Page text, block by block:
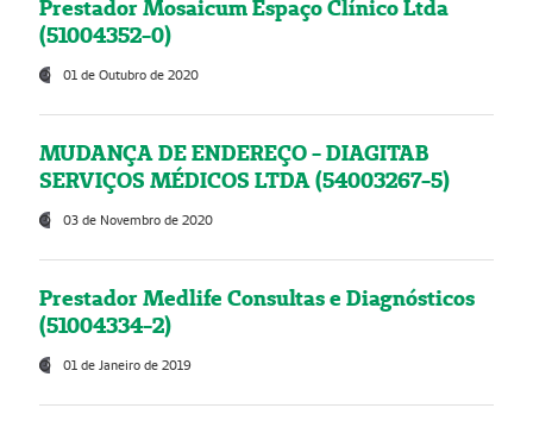
Prestador Mosaicum Espaço Clínico Ltda
(51004352-0)
01 de Outubro de 2020
MUDANÇA DE ENDEREÇO - DIAGITAB
SERVIÇOS MÉDICOS LTDA (54003267-5)
03 de Novembro de 2020
Prestador Medlife Consultas e Diagnósticos
(51004334-2)
01 de Janeiro de 2019